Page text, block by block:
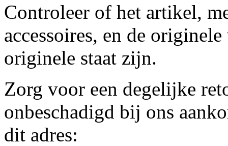
Controleer of het artikel,
accessoires, en de
originele staat zijn.
Zorg voor een degelijke
onbeschadigd bij ons
dit adres: